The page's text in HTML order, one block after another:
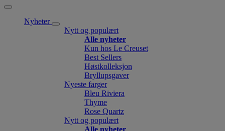
Nyheter
Nytt og populært
Alle nyheter
Kun hos Le Creuset
Best Sellers
Høstkolleksjon
Bryllupsgaver
Nyeste farger
Bleu Riviera
Thyme
Rose Quartz
Nytt og populært
Alle nyheter